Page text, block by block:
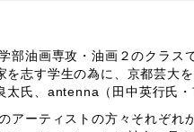
部油画専攻・油画２のクラス
を志す学生の為に、京都芸大
太氏、antenna（田中英行氏
アーティストの方々それぞれ